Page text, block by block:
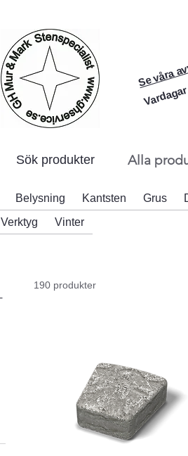
Se
Alla
Sök produkter
Belysning Kantsten Grus
Verktyg Vinter
190 produkter